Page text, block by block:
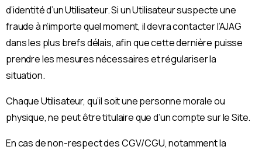
d’identité d’un Utilisateur. Si un Utilisateur suspecte une
fraude à n’importe quel moment, il devra contacter l’AJAG
dans les plus brefs délais, afin que cette dernière puisse
prendre les mesures nécessaires et régulariser la
situation.
Chaque Utilisateur, qu’il soit une personne morale ou
physique, ne peut être titulaire que d’un compte sur le Site.
En cas de non-respect des CGV/CGU, notamment la